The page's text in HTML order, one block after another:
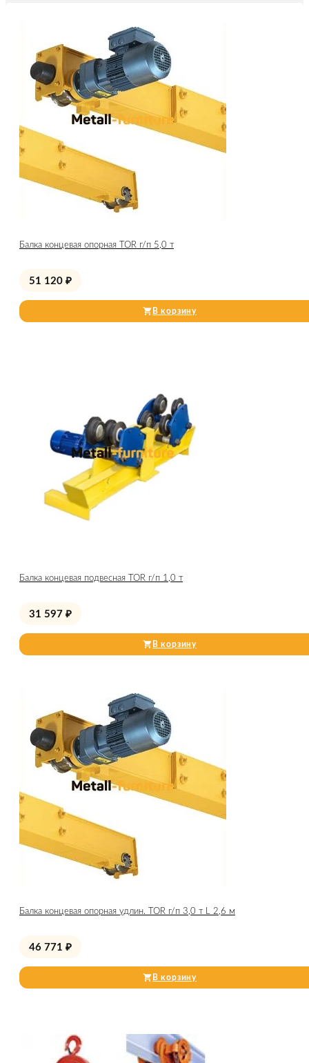
Балка концевая опорная TOR г/п 5,0 т
51 120 ₽
В корзину
Балка концевая подвесная TOR г/п 1,0 т
31 597 ₽
В корзину
Балка концевая опорная удлин. TOR г/п 3,0 т L 2,6 м
46 771 ₽
В корзину